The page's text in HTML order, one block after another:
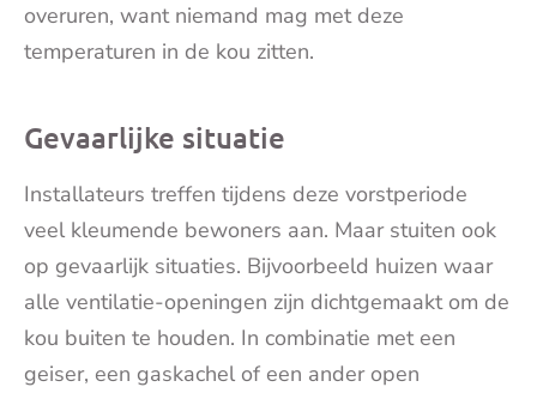
overuren, want niemand mag met deze
temperaturen in de kou zitten.
Gevaarlijke situatie
Installateurs treffen tijdens deze vorstperiode
veel kleumende bewoners aan. Maar stuiten ook
op gevaarlijk situaties. Bijvoorbeeld huizen waar
alle ventilatie-openingen zijn dichtgemaakt om de
kou buiten te houden. In combinatie met een
geiser, een gaskachel of een ander open